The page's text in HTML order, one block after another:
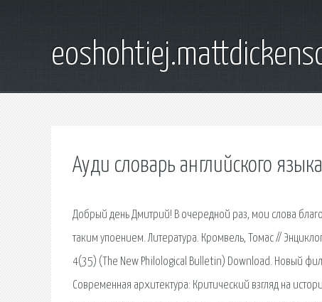
Ауди словарь английского языка
Добрый день Дмитрий! В очередной раз, мои слова
таким упоением. Литература. Кромвель, Томас //
4(35) (The New Philological Bulletin) Download. Новый
Современная архитектура: Критический взгляд на